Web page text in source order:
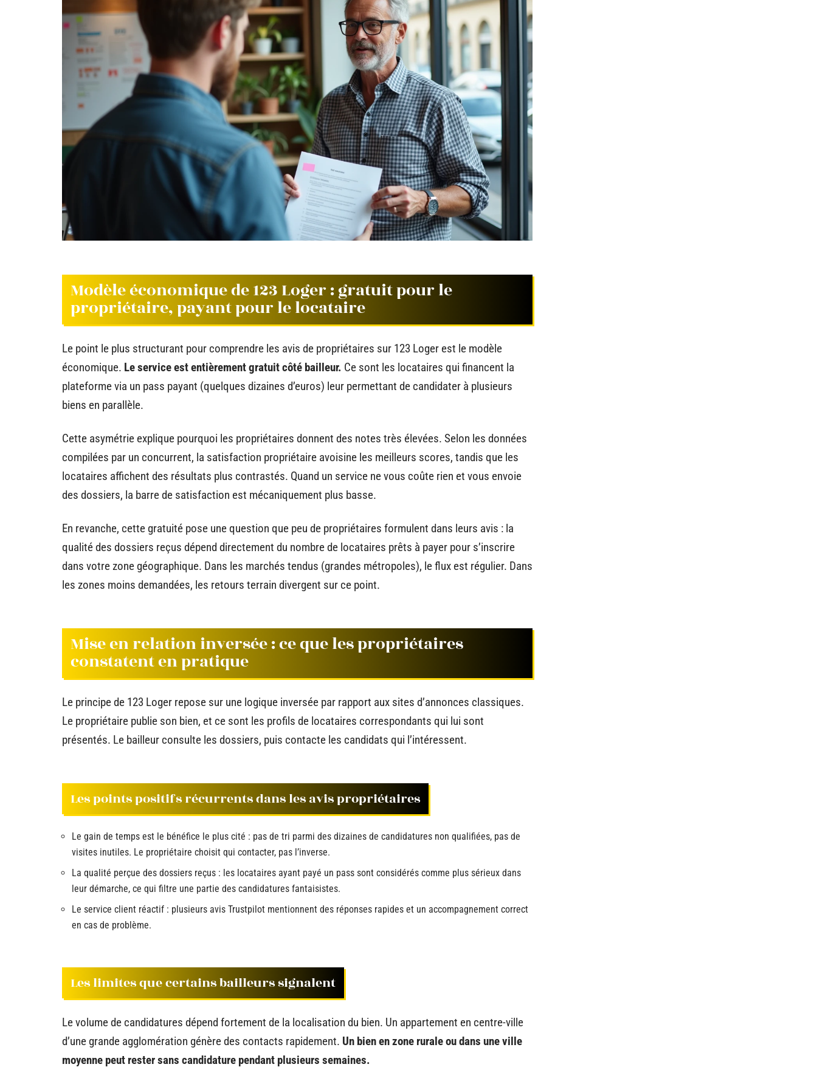
Modèle économique de 123 Loger : gratuit pour le
propriétaire, payant pour le locataire
Le point le plus structurant pour comprendre les avis de propriétaires sur 123 Loger est le modèle
économique. Le service est entièrement gratuit côté bailleur. Ce sont les locataires qui financent la
plateforme via un pass payant (quelques dizaines d’euros) leur permettant de candidater à plusieurs
biens en parallèle.
Cette asymétrie explique pourquoi les propriétaires donnent des notes très élevées. Selon les données
compilées par un concurrent, la satisfaction propriétaire avoisine les meilleurs scores, tandis que les
locataires affichent des résultats plus contrastés. Quand un service ne vous coûte rien et vous envoie
des dossiers, la barre de satisfaction est mécaniquement plus basse.
En revanche, cette gratuité pose une question que peu de propriétaires formulent dans leurs avis : la
qualité des dossiers reçus dépend directement du nombre de locataires prêts à payer pour s’inscrire
dans votre zone géographique. Dans les marchés tendus (grandes métropoles), le flux est régulier. Dans
les zones moins demandées, les retours terrain divergent sur ce point.
Mise en relation inversée : ce que les propriétaires
constatent en pratique
Le principe de 123 Loger repose sur une logique inversée par rapport aux sites d’annonces classiques.
Le propriétaire publie son bien, et ce sont les profils de locataires correspondants qui lui sont
présentés. Le bailleur consulte les dossiers, puis contacte les candidats qui l’intéressent.
Les points positifs récurrents dans les avis propriétaires
Le gain de temps est le bénéfice le plus cité : pas de tri parmi des dizaines de candidatures non qualifiées, pas de
visites inutiles. Le propriétaire choisit qui contacter, pas l’inverse.
La qualité perçue des dossiers reçus : les locataires ayant payé un pass sont considérés comme plus sérieux dans
leur démarche, ce qui filtre une partie des candidatures fantaisistes.
Le service client réactif : plusieurs avis Trustpilot mentionnent des réponses rapides et un accompagnement correct
en cas de problème.
Les limites que certains bailleurs signalent
Le volume de candidatures dépend fortement de la localisation du bien. Un appartement en centre-ville
d’une grande agglomération génère des contacts rapidement. Un bien en zone rurale ou dans une ville
moyenne peut rester sans candidature pendant plusieurs semaines.